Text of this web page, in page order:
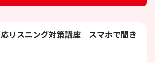
リスニング対策講座 スマホで聞き